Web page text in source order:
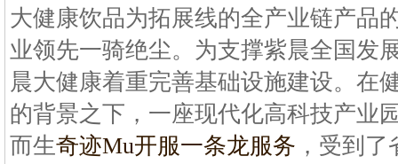
大健康饮品为拓展线的全产业链产品
业领先一骑绝尘。为支撑紫晨全国发
晨大健康着重完善基础设施建设。在
的背景之下，一座现代化高科技产业
而生奇迹Mu开服一条龙服务 ，受到